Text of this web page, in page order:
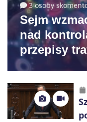
3 osoby
Sejm
nad
przepisy